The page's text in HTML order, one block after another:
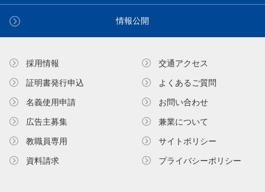
情報公開
採用情報
証明書発⾏申込
名義使⽤申請
広告主募集
教職員専⽤
資料請求
交通アクセス
よくあるご質問
お問い合わせ
兼業について
サイトポリシー
プライバシーポリシー